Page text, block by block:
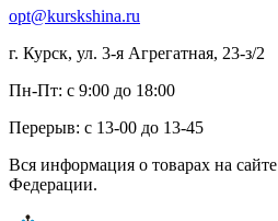
opt@kurskshina.ru
г. Курск, ул. 3-я Агрегатная, 23-з/2
Пн-Пт: с 9:00 до 18:00
Перерыв: с 13-00 до 13-45
Вся информация о товарах на
Федерации.